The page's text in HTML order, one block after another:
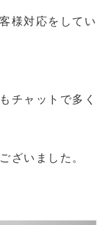
様対応をしてい
チャットで多く
ざいました。